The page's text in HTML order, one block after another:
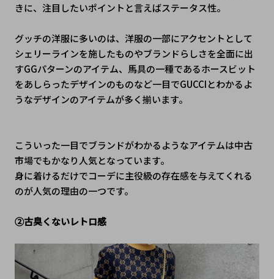
きに、注目したいポイントと言えばステータス性。
グッチの洋服に多いのは、洋服の一部にアクセントとして
シェリーラインを施したものやブランドらしさを全面に出
すGGパターンのアイテム、馬具の一種であるホースビット
をあしらったデザインのものなど一目でGUCCIとわかるよ
うなデザインのアイテムが多く揃います。
こういった一目でブランドがわかるようなアイテムは中古
市場でもかなり人気となっています。
身に着けるだけでコーデに主役級の存在感を与えてくれる
のが人気の理由の一つです。
➁古臭くないレトロ感